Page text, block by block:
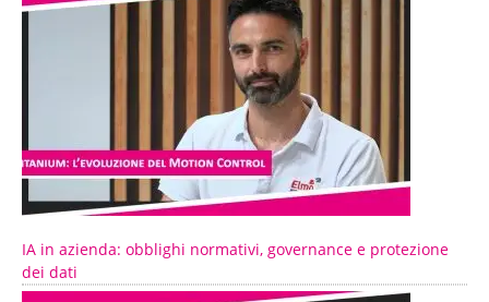
IA in azienda: obblighi normativi, governance e protezione
dei dati